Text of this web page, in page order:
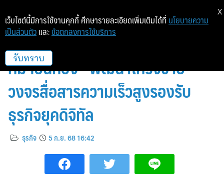
“JasTel” ลงนามความร่วมมือ “นิ
คมฯปิ่นทอง” พัฒนาโครงข่าย
วงจรสื่อสารความเร็วสูงรองรับ
ธุรกิจยุคดิจิทัล
ธุรกิจ 5 ก.ย. 68 16:42
เว็บไซต์นี้มีการใช้งานคุกกี้ ศึกษารายละเอียดเพิ่มเติมได้ที่ นโยบายความ
เป็นส่วนตัว และ ข้อตกลงการใช้บริการ
รับทราบ
X